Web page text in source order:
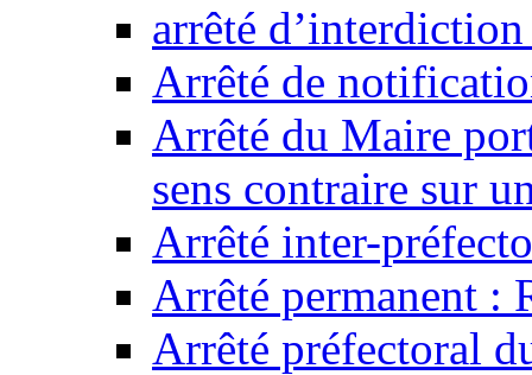
arrêté
Arrêté de
Arrêté du Maire
sens contraire sur
Arrêté inter-
Arrêté permanent :
Arrêté préfectoral